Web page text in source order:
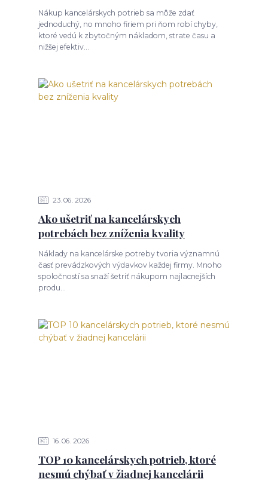
Nákup kancelárskych potrieb sa môže zdať
jednoduchý, no mnoho firiem pri ňom robí chyby,
ktoré vedú k zbytočným nákladom, strate času a
nižšej efektiv...
23 06 2026
Ako ušetriť na kancelárskych
potrebách bez zníženia kvality
Náklady na kancelárske potreby tvoria významnú
časť prevádzkových výdavkov každej firmy. Mnoho
spoločností sa snaží šetriť nákupom najlacnejších
produ...
16 06 2026
TOP 10 kancelárskych potrieb, ktoré
nesmú chýbať v žiadnej kancelárii